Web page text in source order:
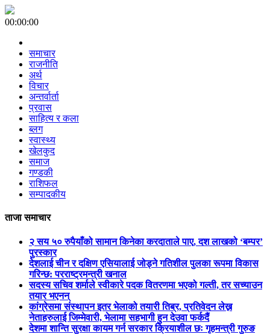
00:00:00
समाचार
राजनीति
अर्थ
विचार
अन्तर्वार्ता
प्रवास
साहित्य र कला
ब्लग
स्वास्थ्य
खेलकुद
समाज
गण्डकी
राशिफल
सम्पादकीय
ताजा समाचार
२ सय ५० रुपैयाँको सामान किनेका करदाताले पाए, दश लाखको ‘बम्पर’
पुरस्कार
देशलाई चीन र दक्षिण एसियालाई जोड्ने गतिशील पुलका रूपमा विकास
गरिन्छ: परराष्ट्रमन्त्री खनाल
सदस्य सचिव शर्माले स्वीकारे पदक वितरणमा भएको गल्ती, तर सच्याउन
तयार भएनन्
कांग्रेसमा संस्थापन इतर भेलाको तयारी तिब्र, प्रतिवेदन लेख्न
नेताहरुलाई जिम्मेवारी, भेलामा सहभागी हुन देउवा फर्कदैं
देशमा शान्ति सुरक्षा कायम गर्न सरकार क्रियाशील छः गृहमन्त्री गुरुङ